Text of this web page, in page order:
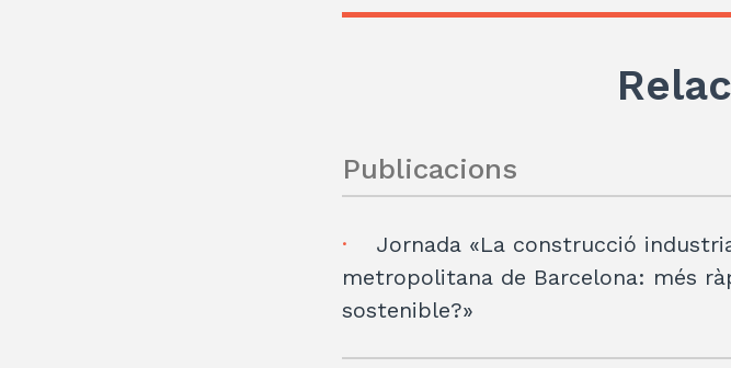
Publicacions
Jornada «La construcció
metropolitana de Barcelona: més
sostenible?»